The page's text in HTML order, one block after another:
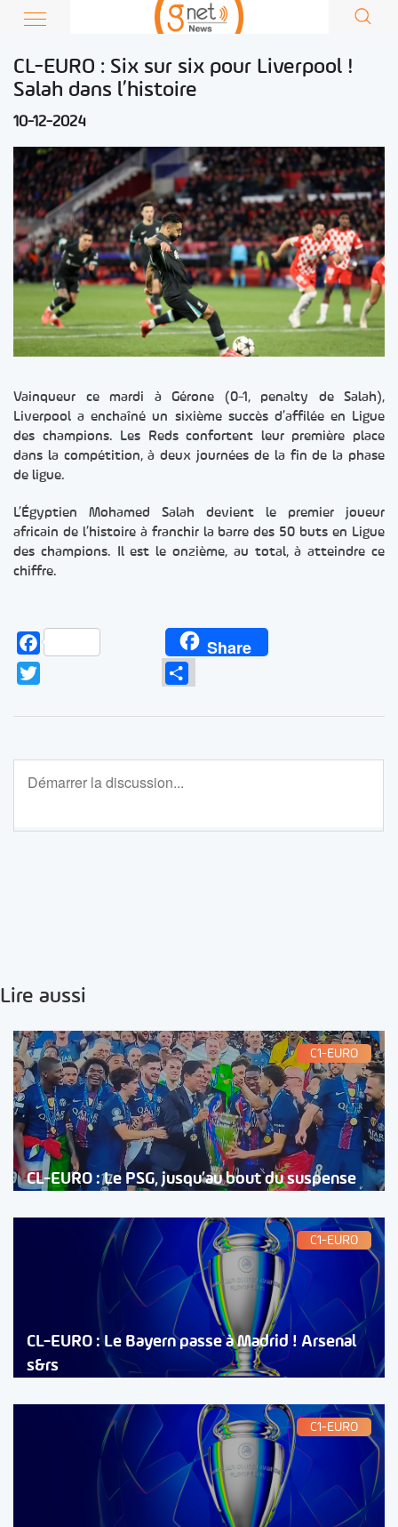
CL-EURO : Six sur six pour Liverpool !
Salah dans l’histoire
10-12-2024
Vainqueur ce mardi à Gérone (0-1, penalty de Salah),
Liverpool a enchaîné un sixième succès d’affilée en Ligue
des champions. Les Reds confortent leur première place
dans la compétition, à deux journées de la fin de la phase
de ligue.
L’Égyptien Mohamed Salah devient le premier joueur
africain de l’histoire à franchir la barre des 50 buts en Ligue
des champions. Il est le onzième, au total, à atteindre ce
chiffre.
Facebook Share
Lire aussi
C1-EURO
CL-EURO : Le PSG, jusqu’au bout du suspense
C1-EURO
CL-EURO : Le Bayern passe à Madrid ! Arsenal
s&rs
C1-EURO